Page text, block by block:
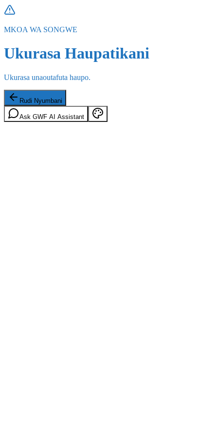
MKOA WA SONGWE
Ukurasa Haupatikani
Ukurasa unaoutafuta haupo.
Rudi Nyumbani
Ask GWF AI Assistant